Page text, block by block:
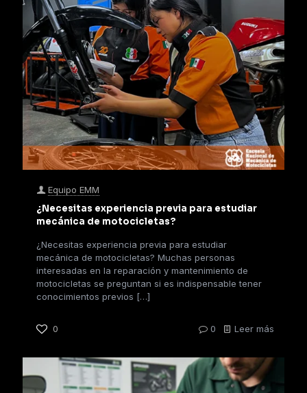
Equipo EMM
¿Necesitas experiencia previa para estudiar
mecánica de motocicletas?
¿Necesitas experiencia previa para estudiar
mecánica de motocicletas? Muchas personas
interesadas en la reparación y mantenimiento de
motocicletas se preguntan si es indispensable tener
conocimientos previos […]
0 0 Leer más